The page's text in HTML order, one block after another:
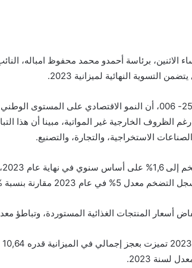
الاثنين، برئاسة أحمدو محمد محفوظ امباله،
2022، وذلك رغم الظروف الخارجية غير المواتية، مبينا
الاستخراجية، والتجارة، والتصنيع.
مقارنة بنسبة %9.6 في عام 2022.
أسعار المنتجات الغذائية المستوردة، وتباطؤ
لسنة 2023.